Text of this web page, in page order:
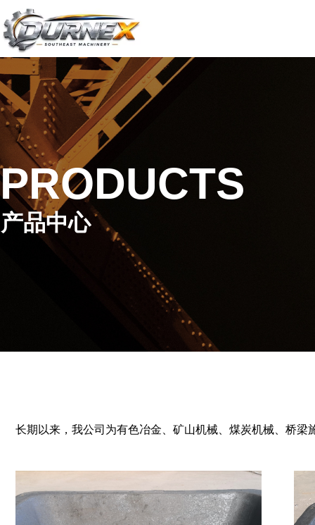
PRODUCTS
产品中心
长期以来，我公司为有色冶金、矿山机械、煤炭机械、桥